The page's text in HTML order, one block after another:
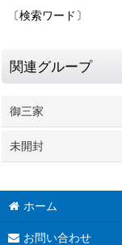
〔検索ワード〕
関連グループ
御三家
未開封
ホーム
お問い合わせ